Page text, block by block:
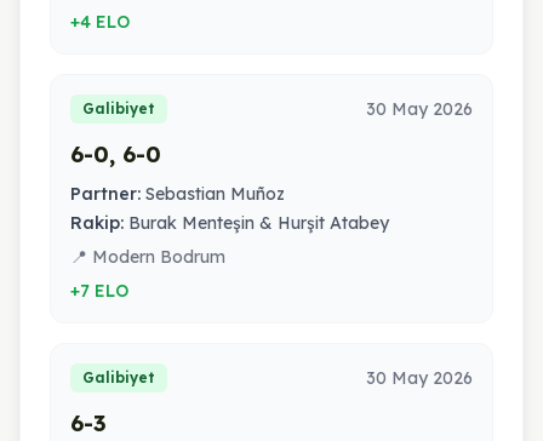
+4 ELO
Galibiyet 30 May 2026
6-0, 6-0
Partner: Sebastian Muñoz
Rakip: Burak Menteşin & Hurşit Atabey
📍 Modern Bodrum
+7 ELO
Galibiyet 30 May 2026
6-3